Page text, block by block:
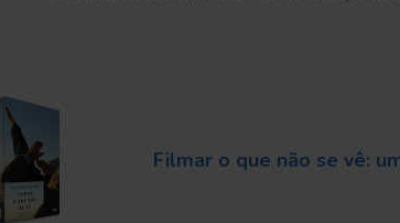
Filmar o que não se vê: